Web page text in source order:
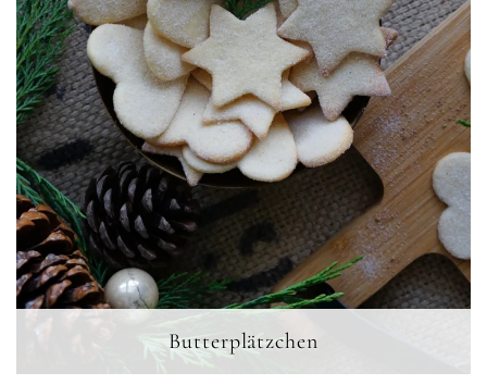
Butterplätzchen